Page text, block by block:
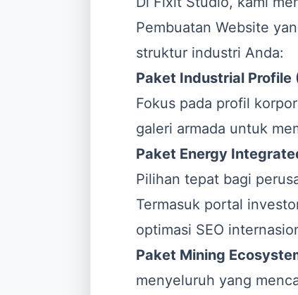
Pembuatan Website
struktur industri Anda:
Paket Industrial
Fokus pada profil
galeri armada untuk
Paket Energy
Pilihan tepat bagi
Termasuk portal
optimasi SEO
Paket Mining
menyeluruh yang